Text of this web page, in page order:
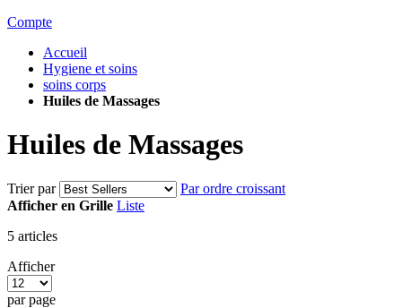
Compte
Accueil
Hygiene et soins
soins corps
Huiles de Massages
Huiles de Massages
Trier par
Par ordre croissant
Afficher en Grille Liste
5 articles
Afficher
par page